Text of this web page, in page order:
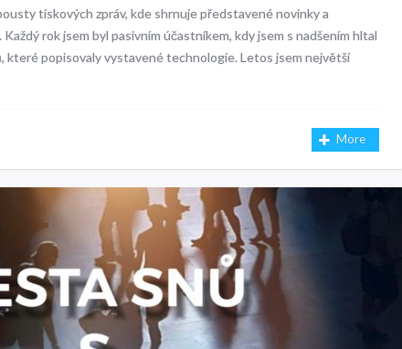
tiskových zpráv, kde shrnuje představené novinky a
rok jsem byl pasivním účastníkem, kdy jsem s nadšením hltal
které popisovaly vystavené technologie. Letos jsem největší
More